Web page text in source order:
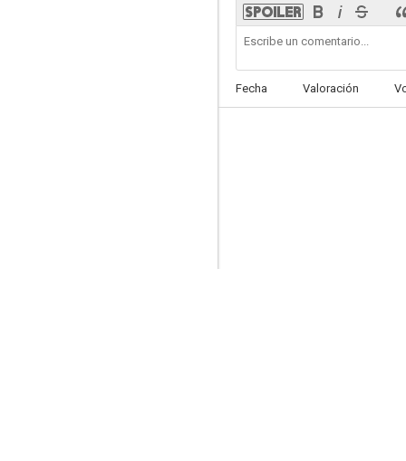
--
Fecha Valoración